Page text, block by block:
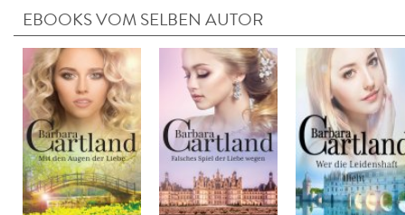
EBOOKS VOM SELBEN AUTOR